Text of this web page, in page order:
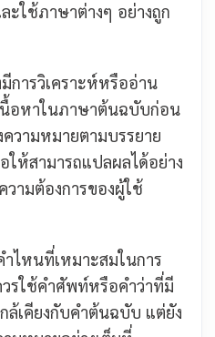
ะใช้ภาษาต่างๆ อย่างถูก
การวิเคราะห์หรืออ่าน
นื้อหาในภาษาต้นฉบับก่อน
ความหมายตามบรรยาย
ให้สามารถแปลผลได้อย่าง
ามต้องการของผู้ใช้
ไหนที่เหมาะสมในการ
รใช้คำศัพท์หรือคำว่าที่มี
ล้เคียงกับคำต้นฉบับ แต่ยัง